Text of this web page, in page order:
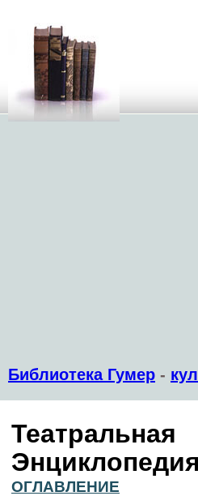
Библиотека Гумер -
Театральная
Энциклопедия
ОГЛАВЛЕНИЕ